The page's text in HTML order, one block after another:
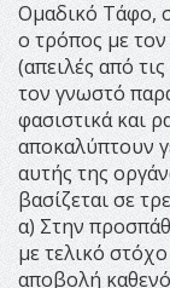
Ομαδικό Τάφο,
ο τρόπος με
(απειλές από
τον γνωστό
φασιστικά και
αποκαλύπτουν
αυτής της
βασίζεται σε
α) Στην
με τελικό
αποβολή